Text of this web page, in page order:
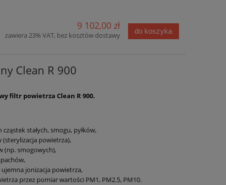
9 102,00 zł
zawiera 23% VAT, bez kosztów dostawy do koszyka
Clean R 900
filtr powietrza Clean R 900.
stałych, smogu, pyłków,
powietrza),
(np. smogowych),
jonizacja powietrza,
przez pomiar wartości PM1, PM2.5, PM10.